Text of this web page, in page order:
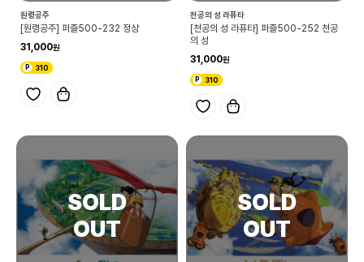
원령공주
[원령공주] 퍼즐500-232 정상
31,000
310
천공의 성 라퓨타
[천공의 성 라퓨타] 퍼즐500-252 천공
의 성
31,000
310